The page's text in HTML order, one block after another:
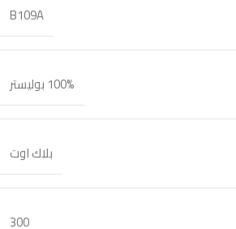
B109A
100% بوليستر
بلاك اوت
300